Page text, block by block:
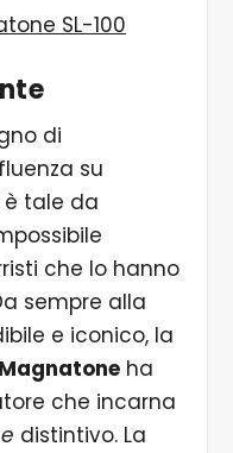
SL-100
di
su
è tale da
che lo hanno
sempre alla
e iconico, la
Magnatoneha
che incarna
distintivo. La